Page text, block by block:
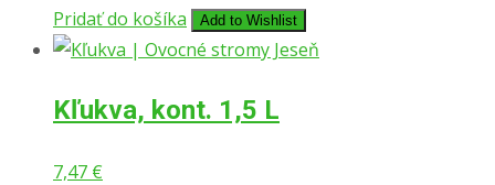
13,87 €.12,47 €.
Pridať do košíka
Add to Wishlist
Kľukva, kont. 1,5 L
7,47 €